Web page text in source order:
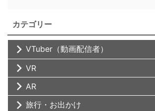
カテゴリー
VTuber（動画配信者）
VR
AR
旅行・お出かけ